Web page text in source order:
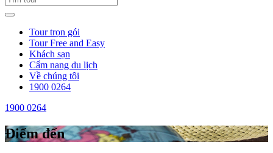
Tour trọn gói
Tour Free and Easy
Khách sạn
Cẩm nang du lịch
Về chúng tôi
1900 0264
1900 0264
Điểm đến